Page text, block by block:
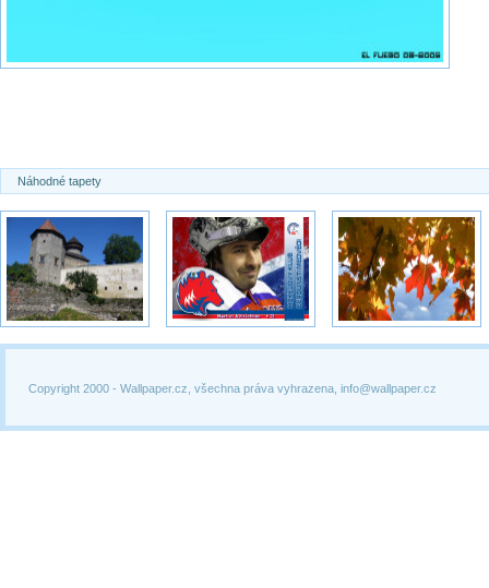
Náhodné tapety
Copyright 2000 - Wallpaper.cz, všechna práva vyhrazena, info@wallpaper.cz